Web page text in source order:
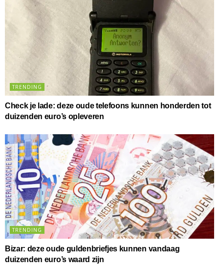
TRENDING
Check je lade: deze oude telefoons kunnen honderden tot
duizenden euro’s opleveren
TRENDING
Bizar: deze oude guldenbriefjes kunnen vandaag
duizenden euro’s waard zijn